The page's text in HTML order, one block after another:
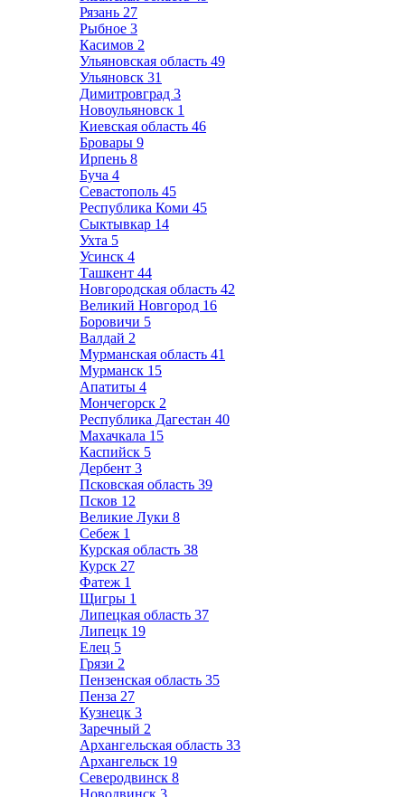
Рязань 27
Рыбное 3
Касимов 2
Ульяновская область 49
Ульяновск 31
Димитровград 3
Новоульяновск 1
Киевская область 46
Бровары 9
Ирпень 8
Буча 4
Севастополь 45
Республика Коми 45
Сыктывкар 14
Ухта 5
Усинск 4
Ташкент 44
Новгородская область 42
Великий Новгород 16
Боровичи 5
Валдай 2
Мурманская область 41
Мурманск 15
Апатиты 4
Мончегорск 2
Республика Дагестан 40
Махачкала 15
Каспийск 5
Дербент 3
Псковская область 39
Псков 12
Великие Луки 8
Себеж 1
Курская область 38
Курск 27
Фатеж 1
Щигры 1
Липецкая область 37
Липецк 19
Елец 5
Грязи 2
Пензенская область 35
Пенза 27
Кузнецк 3
Заречный 2
Архангельская область 33
Архангельск 19
Северодвинск 8
Новодвинск 3